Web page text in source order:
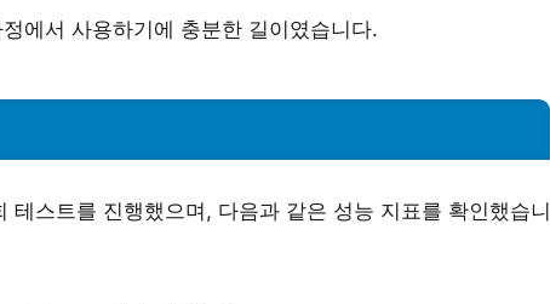
에서 사용하기에 충분한 길이였습니다.
스트를 진행했으며, 다음과 같은 성능 지표를 확인했습니